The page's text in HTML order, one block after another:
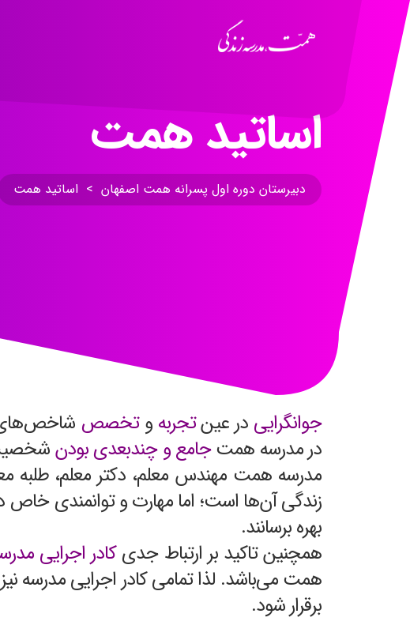
اساتید همت
دبیرستان دوره اول پسرانه همت اصفهان > اساتید همت
جوانگرایی در عینتجربه وتخصص شاخص‌های
در مدرسه همتجامع و چندبعدی بودن
مدرسه همت مهندس معلم، دکتر معلم، طلبه
زندگی آن‌ها است؛ اما مهارت و توانمندی خاص
بهره برسانند.
همچنین تاکید بر ارتباط جدیکادر اجرایی
همت می‌باشد. لذا تمامی کادر اجرایی مدرسه
برقرار شود.